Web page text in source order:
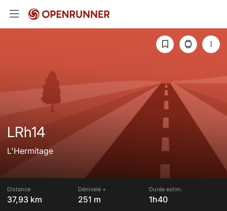
LRh14
L'Hermitage
Distance
37,93 km
Dénivelé +
251 m
Durée estim.
1h40